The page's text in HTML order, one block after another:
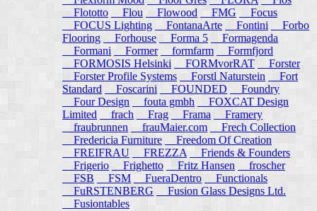
Flototto
Flou Flowood FMG
Focus
FOCUS Lighting
FontanaArte Fontini
Forbo
Flooring
Forhouse Forma 5
Formagenda
Formani
Former formfarm
Formfjord
FORMOSIS Helsinki
FORMvorRAT
Forster
Forster Profile Systems
Forstl Naturstein
Fort
Standard
Foscarini FOUNDED
Foundry
Four Design
fouta gmbh
FOXCAT Design
Limited
frach Frag Frama
Framery
fraubrunnen
frauMaier.com
Frech Collection
Fredericia Furniture
Freedom Of Creation
FREIFRAU
FREZZA
Friends & Founders
Frigerio
Frighetto Fritz Hansen
froscher
FSB
FSM FueraDentro
Functionals
FuRSTENBERG
Fusion Glass Designs Ltd.
Fusiontables